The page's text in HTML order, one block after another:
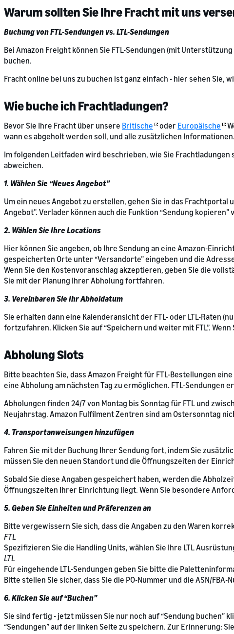
Warum sollten Sie Ihre Fracht mit uns
Buchung von FTL-Sendungen vs. LTL-Sendungen
Bei Amazon Freight können Sie FTL-Sendungen (mit
buchen.
Fracht online bei uns zu buchen ist ganz einfach - hier sehen Sie,
Wie buche ich Frachtladungen?
Bevor Sie Ihre Fracht über unsere Britische oder Europäische
wann es abgeholt werden soll, und alle zusätzlichen Informationen.
Im folgenden Leitfaden wird beschrieben, wie Sie
abweichen.
1. Wählen Sie “Neues Angebot”
Um ein neues Angebot zu erstellen, gehen Sie in das Frachtportal
Angebot”. Verlader können auch die Funktion “Sendung
2. Wählen Sie Ihre Locations
Hier können Sie angeben, ob Ihre Sendung an eine Amazon-
gespeicherten Orte unter “Versandorte” eingeben und die
Wenn Sie den Kostenvoranschlag akzeptieren, geben Sie die
Sie mit der Planung Ihrer Abholung fortfahren.
3. Vereinbaren Sie Ihr Abholdatum
Sie erhalten dann eine Kalenderansicht der FTL- oder LTL-Raten
fortzufahren. Klicken Sie auf “Speichern und weiter mit FTL”.
Abholung Slots
Bitte beachten Sie, dass Amazon Freight für FTL-Bestellungen
eine Abholung am nächsten Tag zu ermöglichen. FTL-Sendungen
Abholungen finden 24/7 von Montag bis Sonntag für FTL und
Neujahrstag. Amazon Fulfilment Zentren sind am Ostersonntag
4. Transportanweisungen hinzufügen
Fahren Sie mit der Buchung Ihrer Sendung fort, indem Sie
müssen Sie den neuen Standort und die Öffnungszeiten der
Sobald Sie diese Angaben gespeichert haben, werden die
Öffnungszeiten Ihrer Einrichtung liegt. Wenn Sie besondere
5. Geben Sie Einheiten und Präferenzen an
Bitte vergewissern Sie sich, dass die Angaben zu den Waren
FTL
Spezifizieren Sie die Handling Units, wählen Sie Ihre LTL
LTL
Für eingehende LTL-Sendungen geben Sie bitte die
Bitte stellen Sie sicher, dass Sie die PO-Nummer und die ASN/
6. Klicken Sie auf “Buchen”
Sie sind fertig - jetzt müssen Sie nur noch auf “Sendung buchen”
“Sendungen” auf der linken Seite zu speichern. Zur Erinnerung: